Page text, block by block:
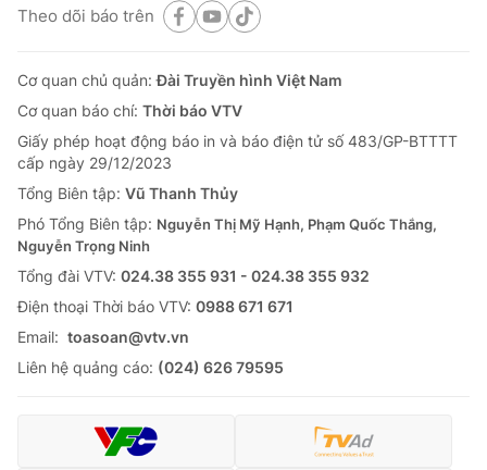
Theo dõi báo trên
Cơ quan chủ quản:Đài Truyền hình Việt Nam
Cơ quan báo chí: Thời báo VTV
Giấy phép hoạt động báo in và báo điện tử số 483/GP-BTTTT
cấp ngày 29/12/2023
Tổng Biên tập: Vũ Thanh Thủy
Phó Tổng Biên tập: Nguyễn Thị Mỹ Hạnh, Phạm Quốc Thắng,
Nguyễn Trọng Ninh
Tổng đài VTV: 024.38 355 931 - 024.38 355 932
Ðiện thoại Thời báo VTV: 0988 671 671
Email: toasoan@vtv.vn
Liên hệ quảng cáo: (024) 626 79595